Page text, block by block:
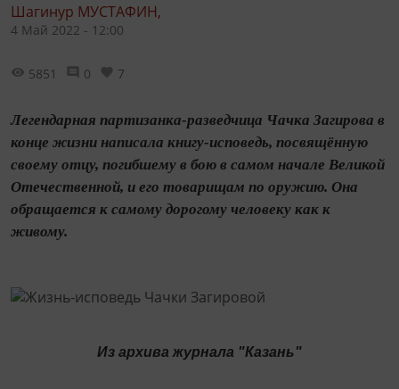
Шагинур МУСТАФИН,
4 Май 2022 - 12:00
5851 0 7
Легендарная партизанка-разведчица Чачка Загирова в
конце жизни написала книгу-исповедь, посвящённую
своему отцу, погибшему в бою в самом начале Великой
Отечественной, и его товарищам по оружию. Она
обращается к самому дорогому человеку как к
живому.
Из архива журнала "Казань"